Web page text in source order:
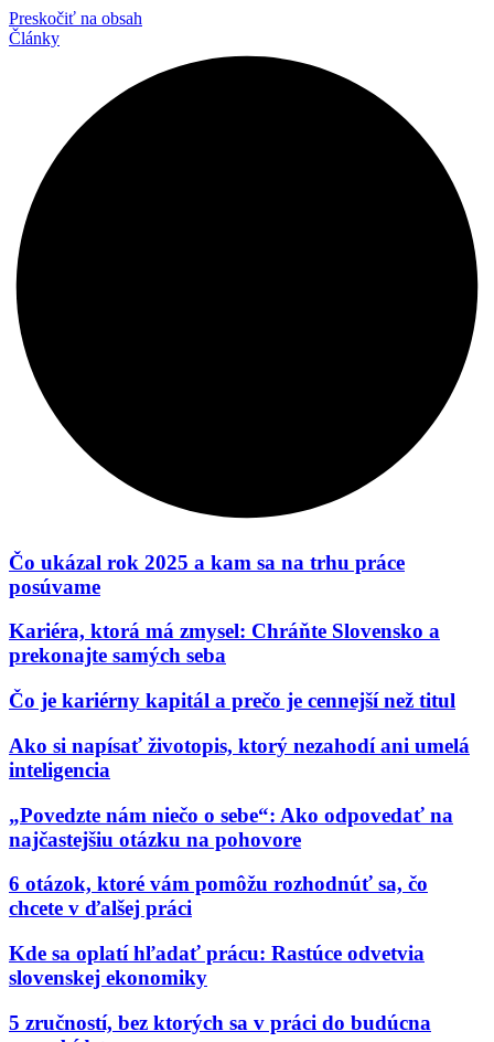
Preskočiť na obsah
Články
Čo ukázal rok 2025 a kam sa na trhu práce
posúvame
Kariéra, ktorá má zmysel: Chráňte Slovensko a
prekonajte samých seba​
Čo je kariérny kapitál a prečo je cennejší než titul
Ako si napísať životopis, ktorý nezahodí ani umelá
inteligencia
„Povedzte nám niečo o sebe“: Ako odpovedať na
najčastejšiu otázku na pohovore
6 otázok, ktoré vám pomôžu rozhodnúť sa, čo
chcete v ďalšej práci
Kde sa oplatí hľadať prácu: Rastúce odvetvia
slovenskej ekonomiky
5 zručností, bez ktorých sa v práci do budúcna